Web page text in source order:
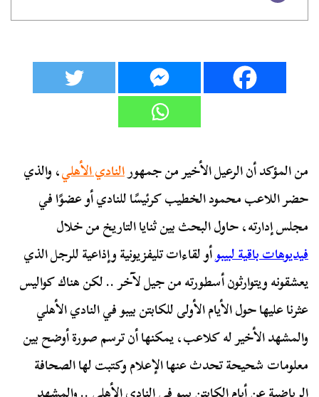
من المؤكد أن الرعيل الأخير من جمهورالنادي الأهلي، والذي
حضر اللاعب محمود الخطيب كرئيسًا للنادي أو عضوًا في
مجلس إدارته، حاول البحث بين ثنايا التاريخ من خلال
فيديوهات باقية لبيبوأو لقاءات تليفزيونية وإذاعية للرجل الذي
يعشقونه ويتوارثون أسطورته من جيل لآخر .. لكن هناك كواليس
عثرنا عليها حول الأيام الأولى للكابتن بيبو في النادي الأهلي
والمشهد الأخير له كلاعب، يمكنها أن ترسم صورة أوضح بين
معلومات شحيحة تحدث عنها الإعلام وكتبت لها الصحافة